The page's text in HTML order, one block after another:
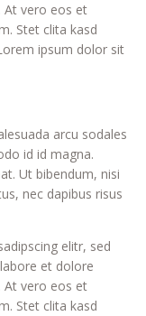
At vero eos et
Stet clita kasd
ipsum dolor sit
arcu sodales
id id magna.
Ut bibendum, nisi
nec dapibus risus
elitr, sed
et dolore
At vero eos et
Stet clita kasd